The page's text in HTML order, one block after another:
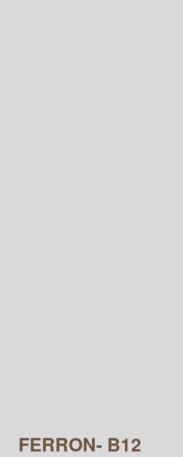
FERRON- B12